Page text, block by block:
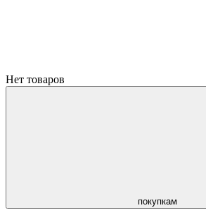
Нет товаров
покупкам